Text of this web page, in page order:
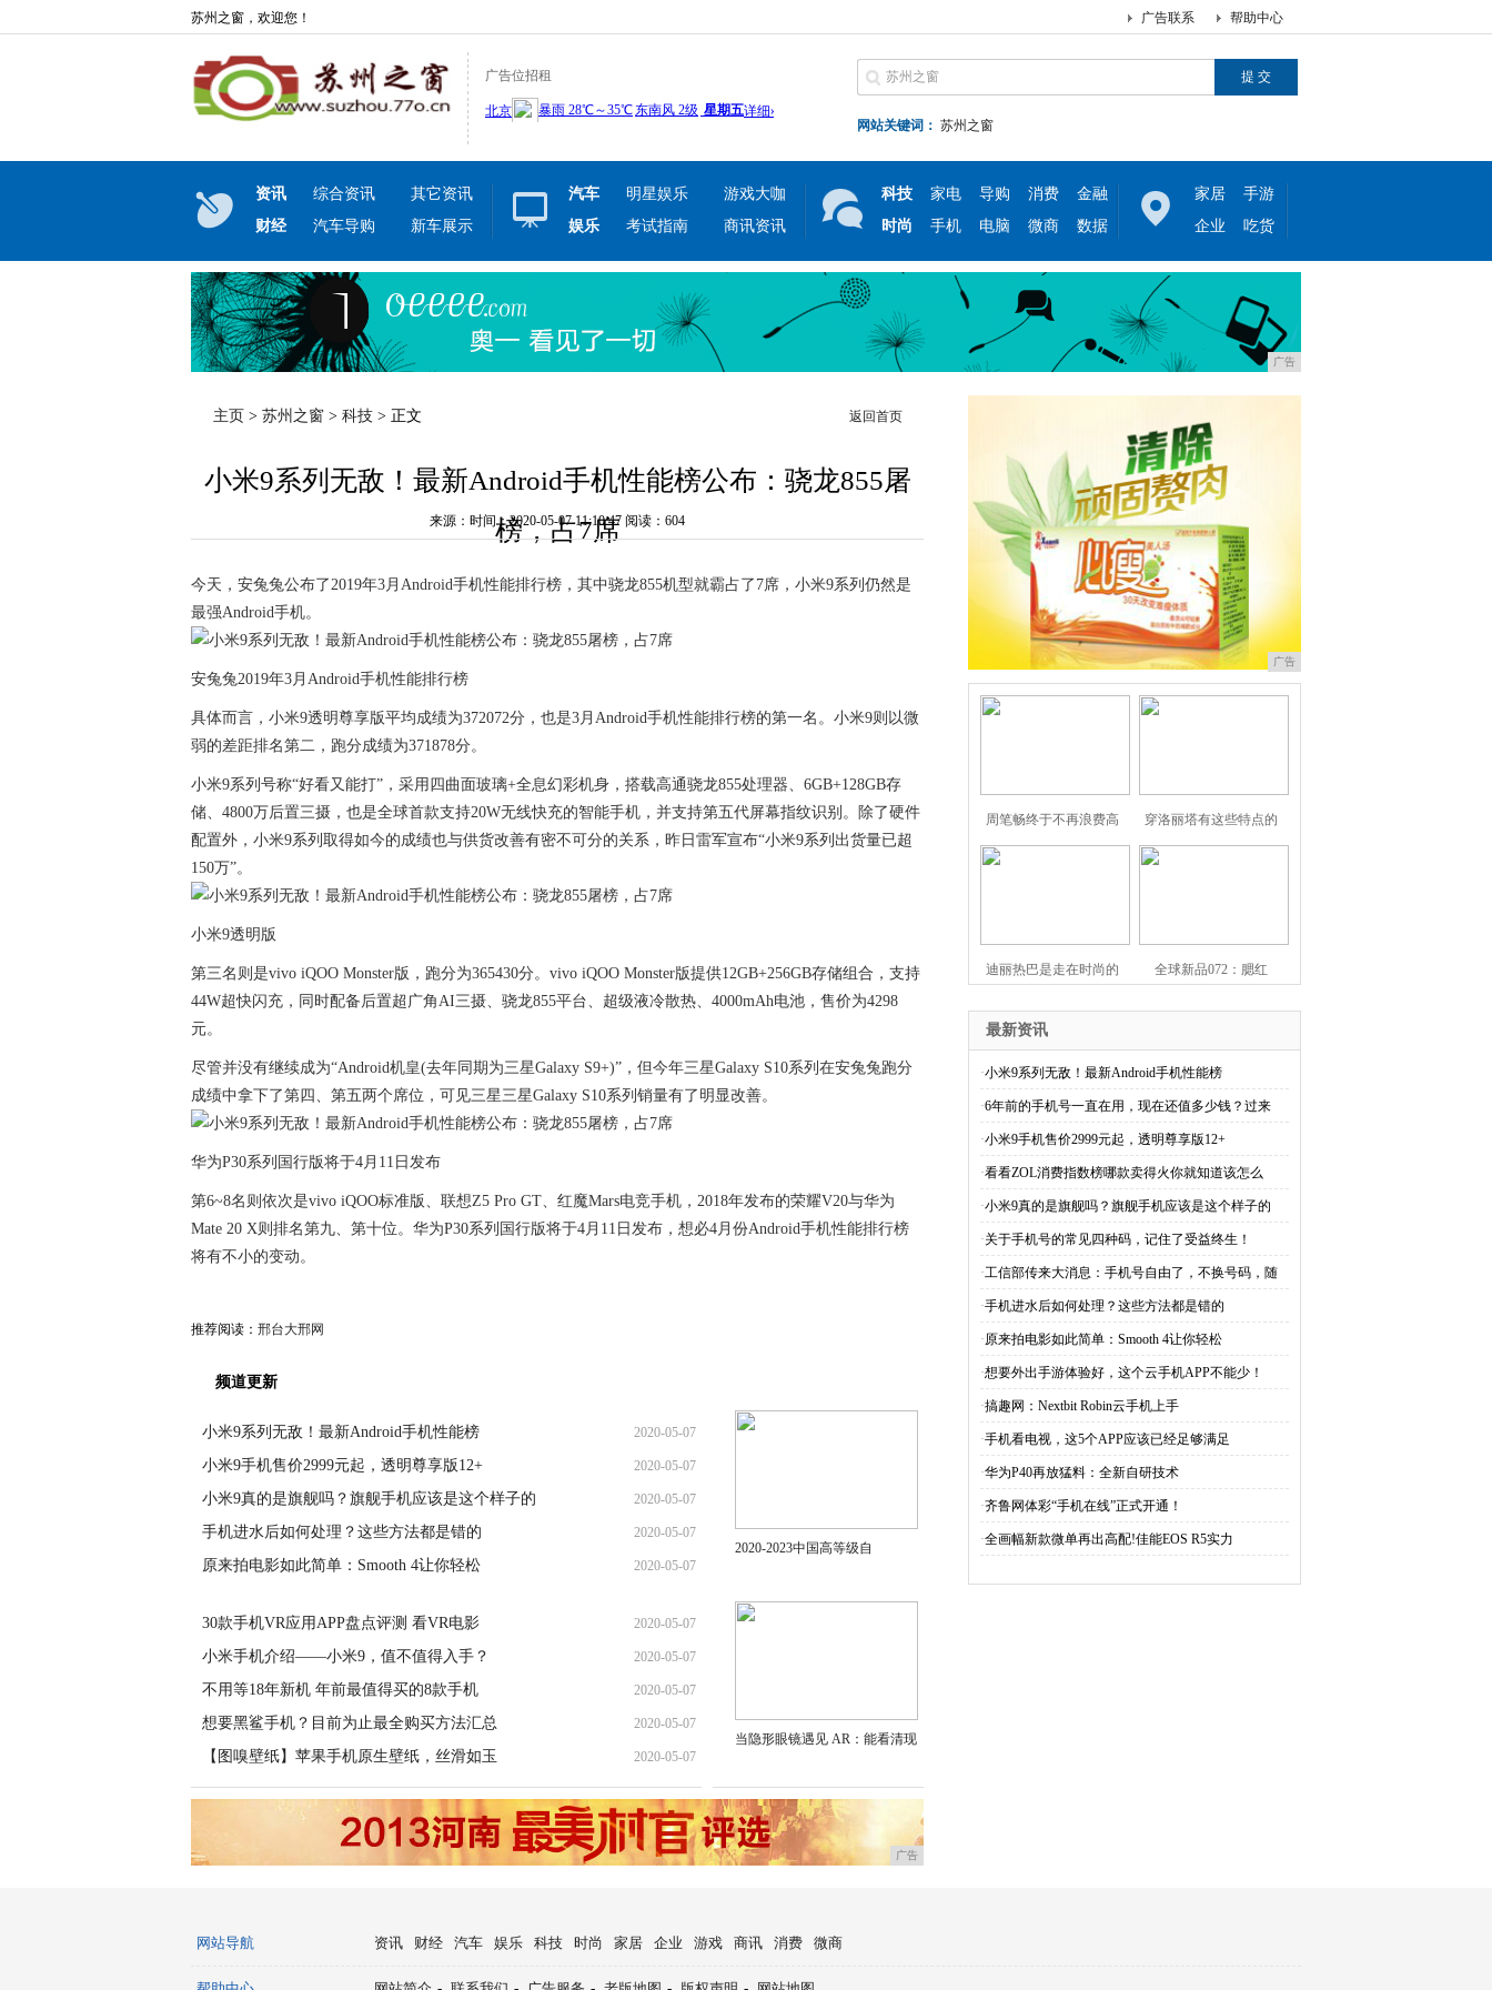
苏州之窗，欢迎您！ 帮助中心
广告联系
广告位招租
网站关键词： 苏州之窗
资讯 综合资讯
其它资讯
财经
汽车导购 新车展示
汽车 明星娱乐
游戏大咖
娱乐
考试指南 商讯资讯
科技 家电 导购 消费
金融
时尚
手机 电脑 微商 数据
家居
手游
企业
吃货
广告
主页 > 苏州之窗 > 科技 > 正文 返回首页
小米9系列无敌！最新Android手机性能榜公布：骁龙855屠
榜，占7席
来源：时间：2020-05-07 11:10:47 阅读：604
今天，安兔兔公布了2019年3月Android手机性能排行榜，其中骁龙855机型就霸占了7席，小米9系列仍然是
最强Android手机。
安兔兔2019年3月Android手机性能排行榜
具体而言，小米9透明尊享版平均成绩为372072分，也是3月Android手机性能排行榜的第一名。小米9则以微
弱的差距排名第二，跑分成绩为371878分。
小米9系列号称“好看又能打”，采用四曲面玻璃+全息幻彩机身，搭载高通骁龙855处理器、6GB+128GB存
储、4800万后置三摄，也是全球首款支持20W无线快充的智能手机，并支持第五代屏幕指纹识别。除了硬件
配置外，小米9系列取得如今的成绩也与供货改善有密不可分的关系，昨日雷军宣布“小米9系列出货量已超
150万”。
小米9透明版
第三名则是vivo iQOO Monster版，跑分为365430分。vivo iQOO Monster版提供12GB+256GB存储组合，支持
44W超快闪充，同时配备后置超广角AI三摄、骁龙855平台、超级液冷散热、4000mAh电池，售价为4298
元。
尽管并没有继续成为“Android机皇(去年同期为三星Galaxy S9+)”，但今年三星Galaxy S10系列在安兔兔跑分
成绩中拿下了第四、第五两个席位，可见三星三星Galaxy S10系列销量有了明显改善。
华为P30系列国行版将于4月11日发布
第6~8名则依次是vivo iQOO标准版、联想Z5 Pro GT、红魔Mars电竞手机，2018年发布的荣耀V20与华为
Mate 20 X则排名第九、第十位。华为P30系列国行版将于4月11日发布，想必4月份Android手机性能排行榜
将有不小的变动。
推荐阅读： 邢台大邢网
频道更新
小米9系列无敌！最新Android手机性能榜 2020-05-07
小米9手机售价2999元起，透明尊享版12+ 2020-05-07
小米9真的是旗舰吗？旗舰手机应该是这个样子的 2020-05-07
手机进水后如何处理？这些方法都是错的 2020-05-07
原来拍电影如此简单：Smooth 4让你轻松 2020-05-07
30款手机VR应用APP盘点评测 看VR电影 2020-05-07
小米手机介绍——小米9，值不值得入手？ 2020-05-07
不用等18年新机 年前最值得买的8款手机 2020-05-07
想要黑鲨手机？目前为止最全购买方法汇总 2020-05-07
【图嗅壁纸】苹果手机原生壁纸，丝滑如玉 2020-05-07
2020-2023中国高等级自
当隐形眼镜遇见 AR：能看清现
广告
广告
周笔畅终于不再浪费高 穿洛丽塔有这些特点的
迪丽热巴是走在时尚的 全球新品072：腮红
最新资讯
·小米9系列无敌！最新Android手机性能榜
·6年前的手机号一直在用，现在还值多少钱？过来
·小米9手机售价2999元起，透明尊享版12+
·看看ZOL消费指数榜哪款卖得火你就知道该怎么
·小米9真的是旗舰吗？旗舰手机应该是这个样子的
·关于手机号的常见四种码，记住了受益终生！
·工信部传来大消息：手机号自由了，不换号码，随
·手机进水后如何处理？这些方法都是错的
·原来拍电影如此简单：Smooth 4让你轻松
·想要外出手游体验好，这个云手机APP不能少！
·搞趣网：Nextbit Robin云手机上手
·手机看电视，这5个APP应该已经足够满足
·华为P40再放猛料：全新自研技术
·齐鲁网体彩“手机在线”正式开通！
·全画幅新款微单再出高配!佳能EOS R5实力
网站导航 资讯 财经 汽车 娱乐 科技 时尚 家居 企业 游戏 商讯 消费 微商